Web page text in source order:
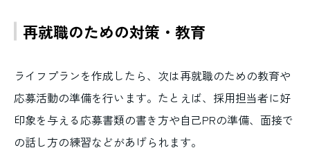
再就職のための対策・教育
ライフプランを作成したら、次は再就職のための教育や
応募活動の準備を行います。たとえば、採用担当者に好
印象を与える応募書類の書き方や自己PRの準備、面接で
の話し方の練習などがあげられます。